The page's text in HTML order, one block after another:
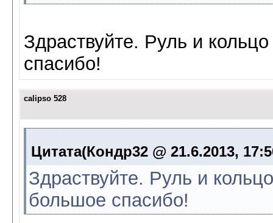
Здраствуйте. Руль и
спасибо!
calipso 528
Цитата(Кондр32 @ 21.6.2013,
Здраствуйте. Руль и
большое спасибо!